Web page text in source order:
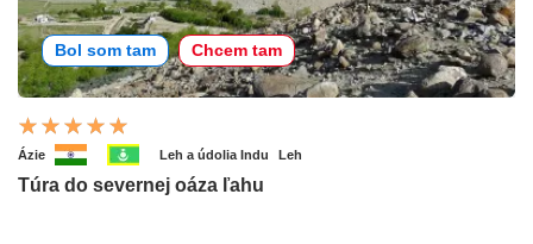
Bol som tam Chcem tam
Ázie Leh a údolia Indu Leh
Túra do severnej oáza ľahu